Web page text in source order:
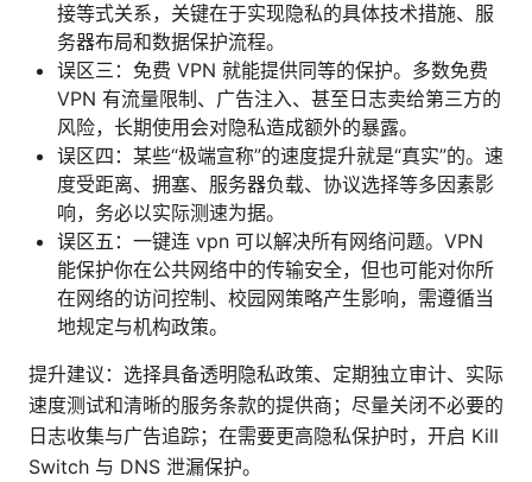
接等式关系，关键在于实现隐私的具体技术措施、服
务器布局和数据保护流程。
误区三：免费 VPN 就能提供同等的保护。多数免费
VPN 有流量限制、广告注入、甚至日志卖给第三方的
风险，长期使用会对隐私造成额外的暴露。
误区四：某些“极端宣称”的速度提升就是“真实”的。速
度受距离、拥塞、服务器负载、协议选择等多因素影
响，务必以实际测速为据。
误区五：一键连 vpn 可以解决所有网络问题。VPN
能保护你在公共网络中的传输安全，但也可能对你所
在网络的访问控制、校园网策略产生影响，需遵循当
地规定与机构政策。
提升建议：选择具备透明隐私政策、定期独立审计、实际
速度测试和清晰的服务条款的提供商；尽量关闭不必要的
日志收集与广告追踪；在需要更高隐私保护时，开启 Kill
Switch 与 DNS 泄漏保护。